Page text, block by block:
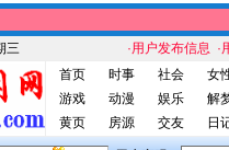
三 ·用户发布信息 ·
首页
时事 社会
女
游戏
动漫 娱乐
解
黄页
房源 交友 日